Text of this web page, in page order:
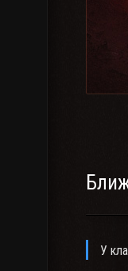
много
У